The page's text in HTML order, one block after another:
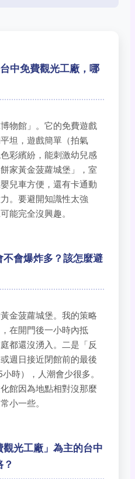
中免費觀光工廠，哪
物館」。它的免費遊戲
坦，遊戲簡單（拍氣
彩繽紛，能刺激幼兒感
家黃金菠蘿城堡」，室
兒車方便，還有卡通動
。要避開知識性太強
能完全沒興趣。
會爆炸多？該怎麼避
金菠蘿城堡。我的策略
在開門後一小時內抵
都還沒湧入。二是「反
週日接近閉館前的最後
時），人潮會少很多。
館因為地點相對沒那麼
小一些。
光工廠」為主的台中